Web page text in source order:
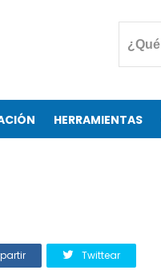
HERRAMIENTAS
Twittear